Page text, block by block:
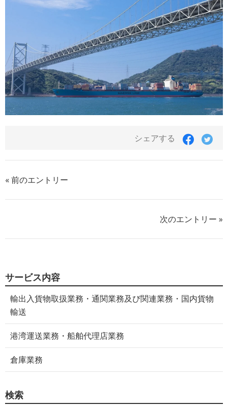
シェアする
« 前のエントリー
次のエントリー »
サービス内容
輸出入貨物取扱業務・通関業務及び関連業務・国内貨物
輸送
港湾運送業務・船舶代理店業務
倉庫業務
検索